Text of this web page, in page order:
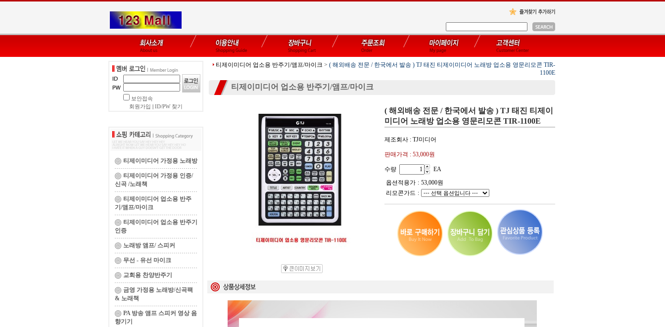
보안접속
회원가입
ID/PW 찾기
티제이미디어 가정용 노래방
티제이미디어 가정용 인증/
신곡 /노래책
티제이미디어 업소용 반주
기/앰프/마이크
티제이미디어 업소용 반주기
인증
노래방 앰프/ 스피커
무선 - 유선 마이크
교회용 찬양반주기
금영 가정용 노래방/신곡팩
& 노래책
PA 방송 앰프 스피커 영상 음
향기기
티제이미디어 업소용 반주기/앰프/마이크 > ( 해외배송 전문 / 한국에서 발송 ) TJ 태진 티제이미디어 노래방 업소용 영문리모콘 TIR-
1100E
티제이미디어 업소용 반주기/앰프/마이크
( 해외배송 전문 / 한국에서 발송 ) TJ 태진 티제이
미디어 노래방 업소용 영문리모콘 TIR-1100E
제조회사 : TJ미디어
판매가격 : 53,000원
수량
EA
옵션적용가 : 53,000원
리모콘가드 :